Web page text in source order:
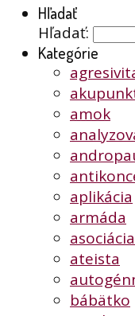
Hľadať
Hľadať:
Kategórie
amok
aplikácia
armáda
asociácia
ateista
bábätko